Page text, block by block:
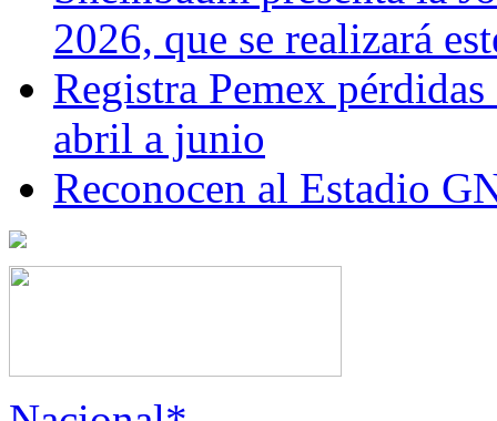
2026, que se realizará
Registra Pemex
abril a junio
Reconocen al Estadio